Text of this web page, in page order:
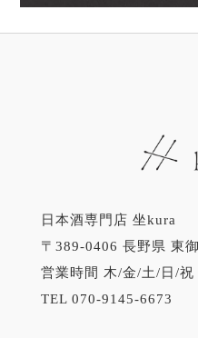
日本酒専門店 坐kura
〒389-0406 長野県 東
営業時間 木/金/土/日/祝
TEL 070-9145-6673